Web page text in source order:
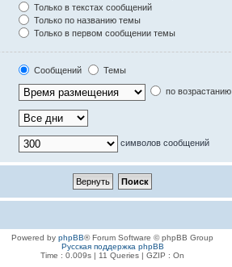
Только в текстах сообщений
Только по названию темы
Только в первом сообщении темы
Сообщений
Темы
по возрастанию
символов сообщений
Powered by phpBB® Forum Software © phpBB Group
Русская поддержка phpBB
Time : 0.009s | 11 Queries | GZIP : On